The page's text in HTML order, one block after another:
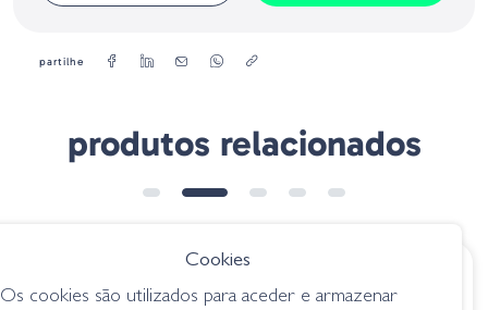
partilhe
produtos relacionados
€ 6.80
Cookies
Os cookies são utilizados para aceder e armazenar